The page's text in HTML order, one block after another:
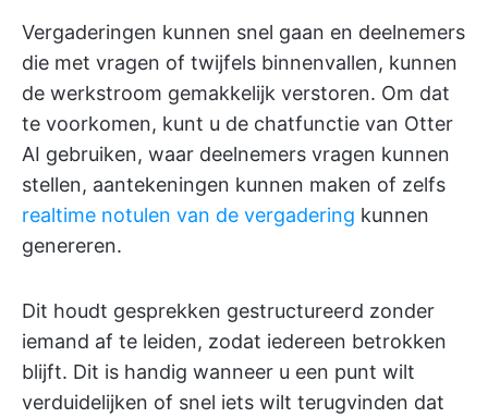
Vergaderingen kunnen snel gaan en deelnemers
die met vragen of twijfels binnenvallen, kunnen
de werkstroom gemakkelijk verstoren. Om dat
te voorkomen, kunt u de chatfunctie van Otter
AI gebruiken, waar deelnemers vragen kunnen
stellen, aantekeningen kunnen maken of zelfs
realtime notulen van de vergadering kunnen
genereren.
Dit houdt gesprekken gestructureerd zonder
iemand af te leiden, zodat iedereen betrokken
blijft. Dit is handig wanneer u een punt wilt
verduidelijken of snel iets wilt terugvinden dat